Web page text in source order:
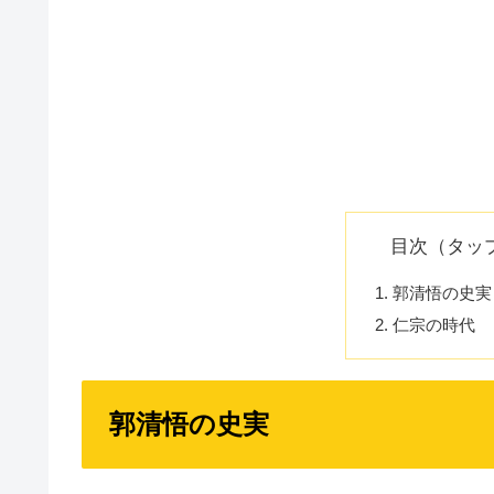
目次（タッ
郭清悟の史実
仁宗の時代
郭清悟の史実